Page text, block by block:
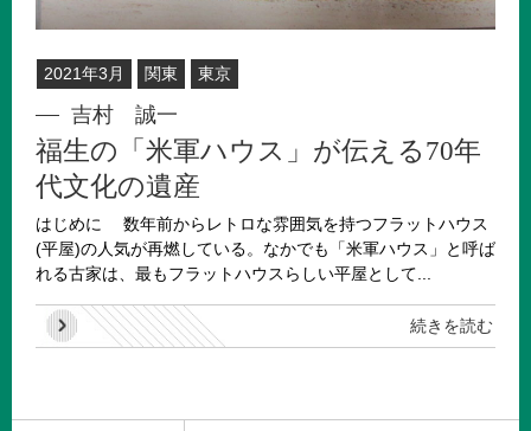
2021年3月 関東 東京
吉村 誠一
福生の「米軍ハウス」が伝える70年
代文化の遺産
はじめに 数年前からレトロな雰囲気を持つフラットハウス
(平屋)の人気が再燃している。なかでも「米軍ハウス」と呼ば
れる古家は、最もフラットハウスらしい平屋として...
続きを読む